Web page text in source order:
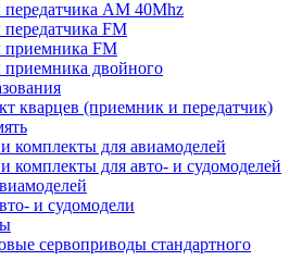
AM 40Mhz
FM
FM
двойного
кварцев (приемник и передатчик)
комплекты для авиамоделей
комплекты для авто- и судомоделей
и судомодели
сервоприводы стандартного